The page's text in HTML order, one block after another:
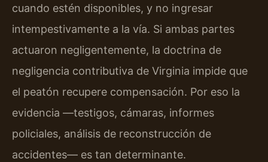
cuando estén disponibles, y no ingresar
intempestivamente a la vía. Si ambas partes
actuaron negligentemente, la doctrina de
negligencia contributiva de Virginia impide que
el peatón recupere compensación. Por eso la
evidencia —testigos, cámaras, informes
policiales, análisis de reconstrucción de
accidentes— es tan determinante.